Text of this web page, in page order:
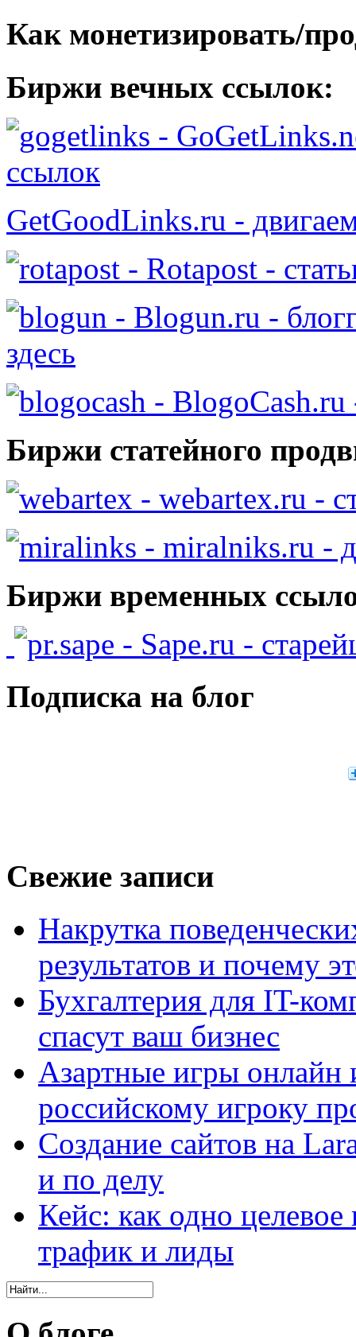
Как монетизировать/
Биржи вечных ссылок:
-
ссылок
GetGoodLinks.ru -
- Rotapost -
- Blogun.ru -
здесь
- BlogoCash.ru
Биржи статейного
- webartex.ru -
- miralniks.ru -
Биржи временных
- Sape.ru -
Подписка на блог
Свежие записи
Накрутка
результатов и почему
Бухгалтерия для IT-
спасут ваш бизнес
Азартные игры онлайн
российскому игроку
Создание сайтов на
и по делу
Кейс: как одно
трафик и лиды